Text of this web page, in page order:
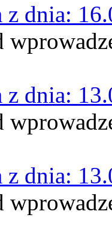
z dnia:
z dnia:
z dnia: